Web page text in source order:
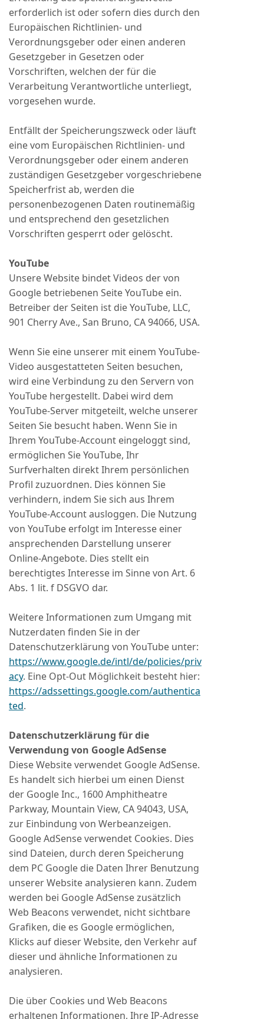
erforderlich ist oder sofern dies durch den
Europäischen Richtlinien- und
Verordnungsgeber oder einen anderen
Gesetzgeber in Gesetzen oder
Vorschriften, welchen der für die
Verarbeitung Verantwortliche unterliegt,
vorgesehen wurde.
Entfällt der Speicherungszweck oder läuft
eine vom Europäischen Richtlinien- und
Verordnungsgeber oder einem anderen
zuständigen Gesetzgeber vorgeschriebene
Speicherfrist ab, werden die
personenbezogenen Daten routinemäßig
und entsprechend den gesetzlichen
Vorschriften gesperrt oder gelöscht.
YouTube
Unsere Website bindet Videos der von
Google betriebenen Seite YouTube ein.
Betreiber der Seiten ist die YouTube, LLC,
901 Cherry Ave., San Bruno, CA 94066, USA.
Wenn Sie eine unserer mit einem YouTube-
Video ausgestatteten Seiten besuchen,
wird eine Verbindung zu den Servern von
YouTube hergestellt. Dabei wird dem
YouTube-Server mitgeteilt, welche unserer
Seiten Sie besucht haben. Wenn Sie in
Ihrem YouTube-Account eingeloggt sind,
ermöglichen Sie YouTube, Ihr
Surfverhalten direkt Ihrem persönlichen
Profil zuzuordnen. Dies können Sie
verhindern, indem Sie sich aus Ihrem
YouTube-Account ausloggen. Die Nutzung
von YouTube erfolgt im Interesse einer
ansprechenden Darstellung unserer
Online-Angebote. Dies stellt ein
berechtigtes Interesse im Sinne von Art. 6
Abs. 1 lit. f DSGVO dar.
Weitere Informationen zum Umgang mit
Nutzerdaten finden Sie in der
Datenschutzerklärung von YouTube unter:
https://www.google.de/intl/de/policies/priv
acy. Eine Opt-Out Möglichkeit besteht hier:
https://adssettings.google.com/authentica
ted.
Datenschutzerklärung für die
Verwendung von Google AdSense
Diese Website verwendet Google AdSense.
Es handelt sich hierbei um einen Dienst
der Google Inc., 1600 Amphitheatre
Parkway, Mountain View, CA 94043, USA,
zur Einbindung von Werbeanzeigen.
Google AdSense verwendet Cookies. Dies
sind Dateien, durch deren Speicherung
dem PC Google die Daten Ihrer Benutzung
unserer Website analysieren kann. Zudem
werden bei Google AdSense zusätzlich
Web Beacons verwendet, nicht sichtbare
Grafiken, die es Google ermöglichen,
Klicks auf dieser Website, den Verkehr auf
dieser und ähnliche Informationen zu
analysieren.
Die über Cookies und Web Beacons
erhaltenen Informationen, Ihre IP-Adresse